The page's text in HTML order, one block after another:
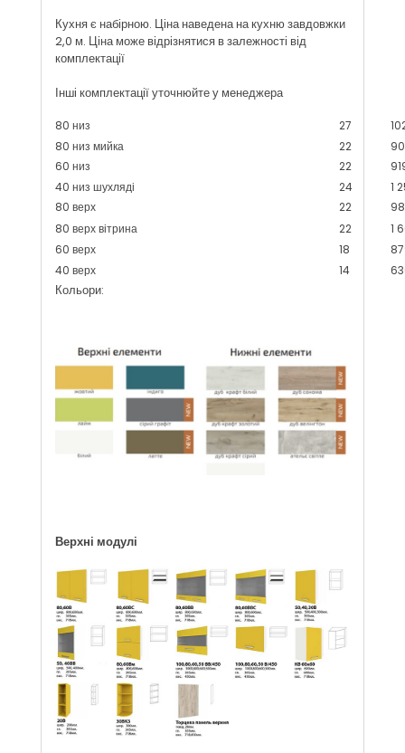
Кухня є набірною. Ціна наведена на кухню завдовжки
2,0 м. Ціна може відрізнятися в залежності від
комплектації
Інші комплектації уточнюйте у менеджера
80 низ 27
80 низ мийка
22
60 низ
22
40 низ шухляді
24
1
80 верх
22
80 верх вітрина
22
1
60 верх
18
40 верх
14
Кольори:
Верхні модулі